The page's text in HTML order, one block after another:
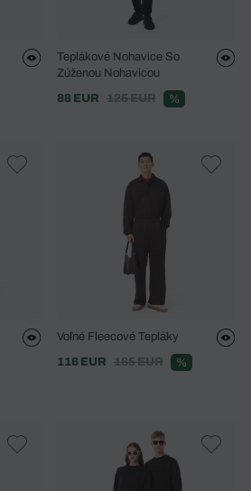
Teplákové Nohavice So
Zúženou Nohavicou
88 EUR
125 EUR %
Voľné Fleecové Tepláky
116 EUR
165 EUR %